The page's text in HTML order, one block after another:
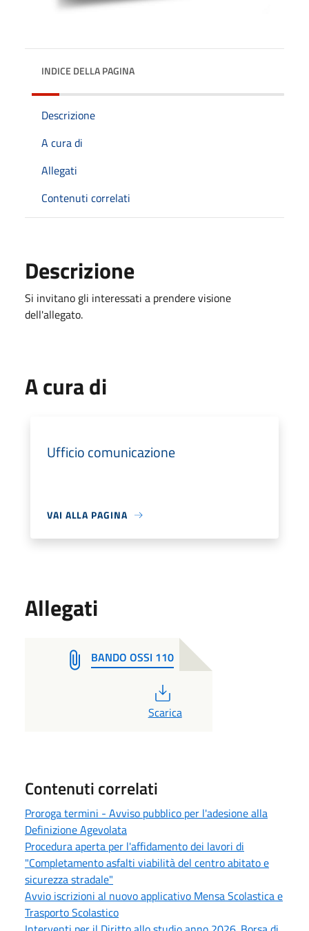
INDICE DELLA PAGINA
Descrizione
A cura di
Allegati
Contenuti correlati
Descrizione
Si invitano gli interessati a prendere visione
dell'allegato.
A cura di
Ufficio comunicazione
VAI ALLA PAGINA
Allegati
BANDO OSSI 110
Scarica
Contenuti correlati
Proroga termini - Avviso pubblico per l'adesione alla
Definizione Agevolata
Procedura aperta per l'affidamento dei lavori di
"Completamento asfalti viabilità del centro abitato e
sicurezza stradale"
Avvio iscrizioni al nuovo applicativo Mensa Scolastica e
Trasporto Scolastico